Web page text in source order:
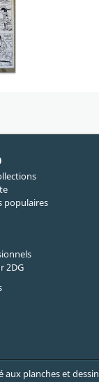
populaires
2DG
aux planches et